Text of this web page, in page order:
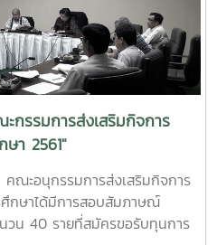
รรมการส่งเสริมกิจการ
ษา 2561"
ณะอนุกรรมการส่งเสริมกิจการ
กษาได้มีการสอบสัมภาษณ์
วน 40 รายที่สมัครขอรับทุนการ